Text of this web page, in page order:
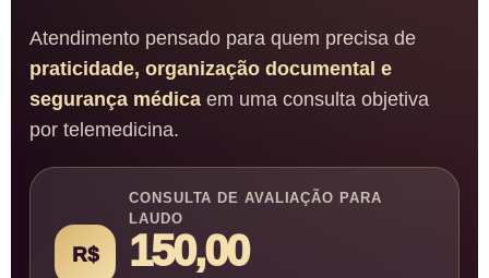
Atendimento pensado para quem precisa de
praticidade, organização documental e
segurança médica em uma consulta objetiva
por telemedicina.
R$
CONSULTA DE AVALIAÇÃO PARA
LAUDO
150,00